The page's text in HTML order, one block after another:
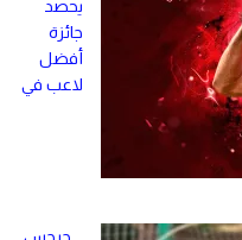
يحصد
جائزة
أفضل
لاعب في